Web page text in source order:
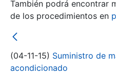
También podrá encontrar
de los procedimientos en
(04-11-15) Suministro de
acondicionado